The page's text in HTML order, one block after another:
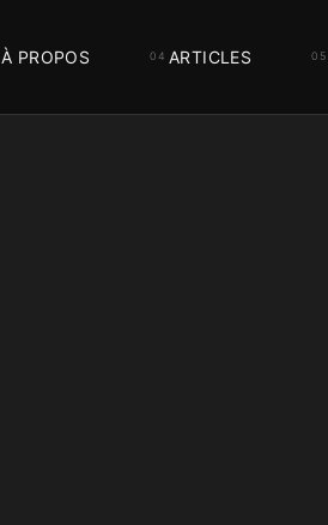
À PROPOS ARTICLES